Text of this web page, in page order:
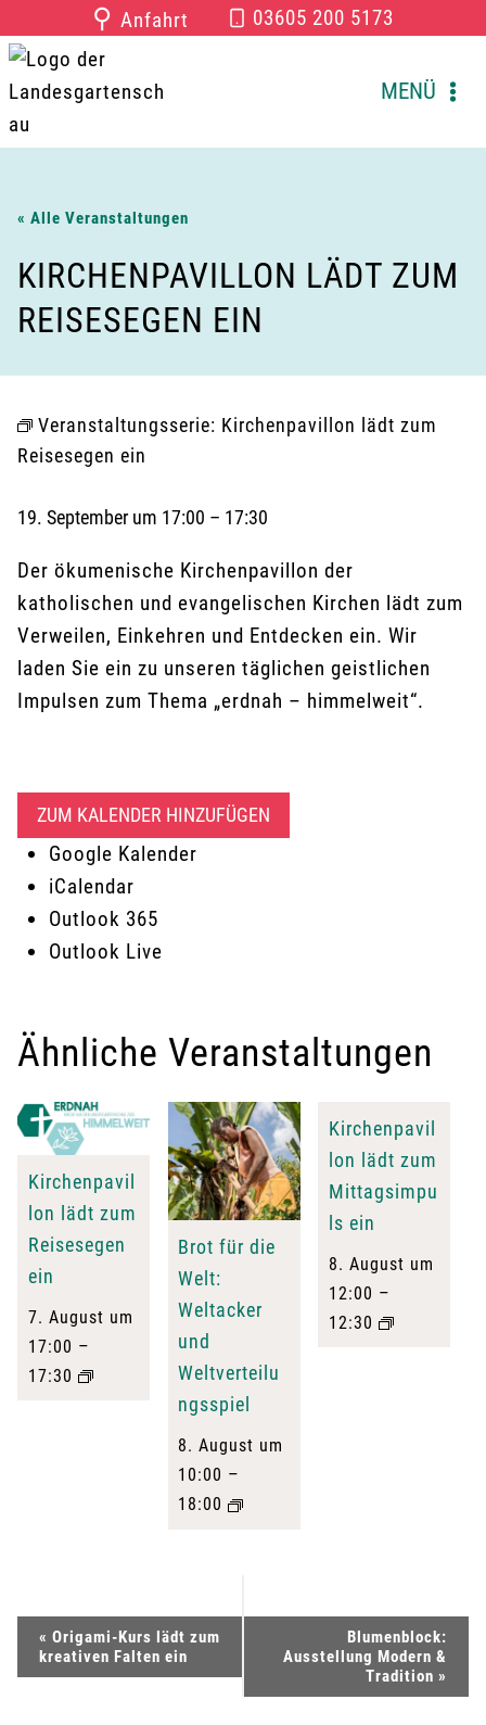
Inhalt
springen
⚲ Anfahrt 03605 200 5173
MENÜ
« Alle Veranstaltungen
KIRCHENPAVILLON LÄDT ZUM
REISESEGEN EIN
Veranstaltungsserie: Kirchenpavillon lädt zum
Reisesegen ein
19. September um 17:00 – 17:30
Der ökumenische Kirchenpavillon der
katholischen und evangelischen Kirchen lädt zum
Verweilen, Einkehren und Entdecken ein. Wir
laden Sie ein zu unseren täglichen geistlichen
Impulsen zum Thema „erdnah – himmelweit“.
ZUM KALENDER HINZUFÜGEN
Google Kalender
iCalendar
Outlook 365
Outlook Live
Ähnliche Veranstaltungen
Kirchenpavil
lon lädt zum
Reisesegen
ein
7. August um
17:00 –
17:30
Brot für die
Welt:
Weltacker
und
Weltverteilu
ngsspiel
8. August um
10:00 –
18:00
Kirchenpavil
lon lädt zum
Mittagsimpu
ls ein
8. August um
12:00 –
12:30
e
« Origami-Kurs lädt zum
kreativen Falten ein
Blumenblock:
Ausstellung Modern &
Tradition »